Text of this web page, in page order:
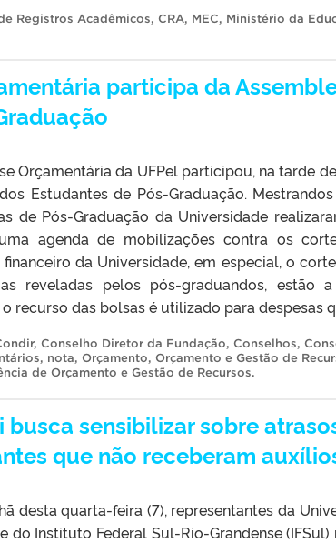
Registros Acadêmicos, CRA, MEC, Ministério da
participa da
Orçamentária da UFPel participou, na tarde
Estudantes de Pós-Graduação.
de Pós-Graduação da Universidade
agenda de mobilizações contra os
da Universidade, em especial, o
reveladas pelos pós-graduandos, estão
recurso das bolsas é utilizado para despesas
, Conselho Diretor da Fundação, Conselhos,
, nota, Orçamento, Orçamento e Gestão de
de Orçamento e Gestão de Recursos.
busca sensibilizar sobre
que não receberam
desta quarta-feira (7), representantes da
do Instituto Federal Sul-Rio-Grandense